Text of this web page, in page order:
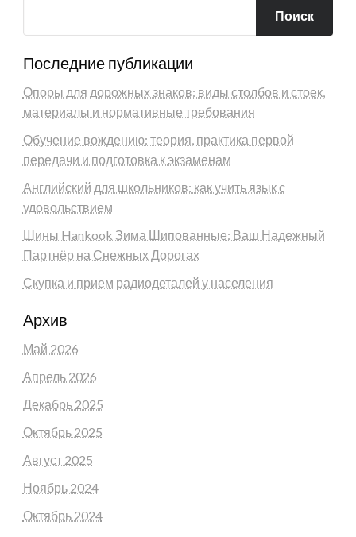
Поиск
Последние публикации
Опоры для дорожных знаков: виды столбов и стоек,
материалы и нормативные требования
Обучение вождению: теория, практика первой
передачи и подготовка к экзаменам
Английский для школьников: как учить язык с
удовольствием
Шины Hankook Зима Шипованные: Ваш Надежный
Партнёр на Снежных Дорогах
Скупка и прием радиодеталей у населения
Архив
Май 2026
Апрель 2026
Декабрь 2025
Октябрь 2025
Август 2025
Ноябрь 2024
Октябрь 2024